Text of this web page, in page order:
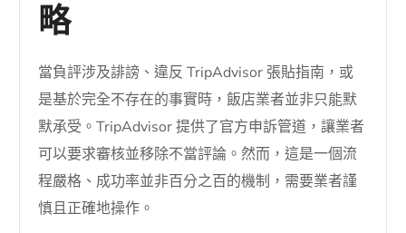
略
當負評涉及誹謗、違反 TripAdvisor 張貼指南，或
是基於完全不存在的事實時，飯店業者並非只能默
默承受。TripAdvisor 提供了官方申訴管道，讓業者
可以要求審核並移除不當評論。然而，這是一個流
程嚴格、成功率並非百分之百的機制，需要業者謹
慎且正確地操作。